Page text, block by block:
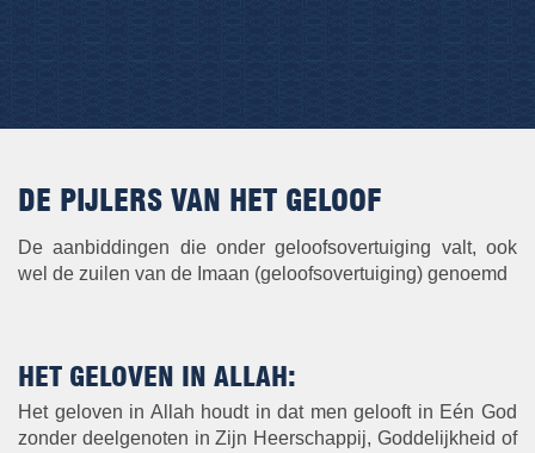
DE PIJLERS VAN HET GELOOF
De aanbiddingen die onder geloofsovertuiging valt, ook
wel de zuilen van de Imaan (geloofsovertuiging) genoemd
HET GELOVEN IN ALLAH:
Het geloven in Allah houdt in dat men gelooft in Eén God
zonder deelgenoten in Zijn Heerschappij, Goddelijkheid of